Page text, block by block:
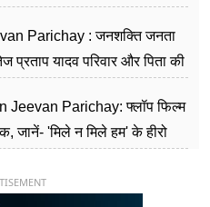
Parichay : जनशक्ति जनता
यादव परिवार और पिता की
Jeevan Parichay: फ्लॉप फिल्म
जानें- 'मिले न मिले हम' के हीरो